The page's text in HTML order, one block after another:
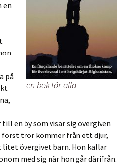
en bok för alla
en
på
en by som visar sig övergiven
först tror kommer från ett djur,
litet övergivet barn. Hon kallar
med sig när hon går därifrån.